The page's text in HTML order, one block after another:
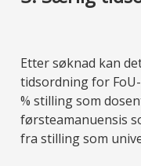
Etter søknad kan
tidsordning for
% stilling som
førsteamanuensis
fra stilling som